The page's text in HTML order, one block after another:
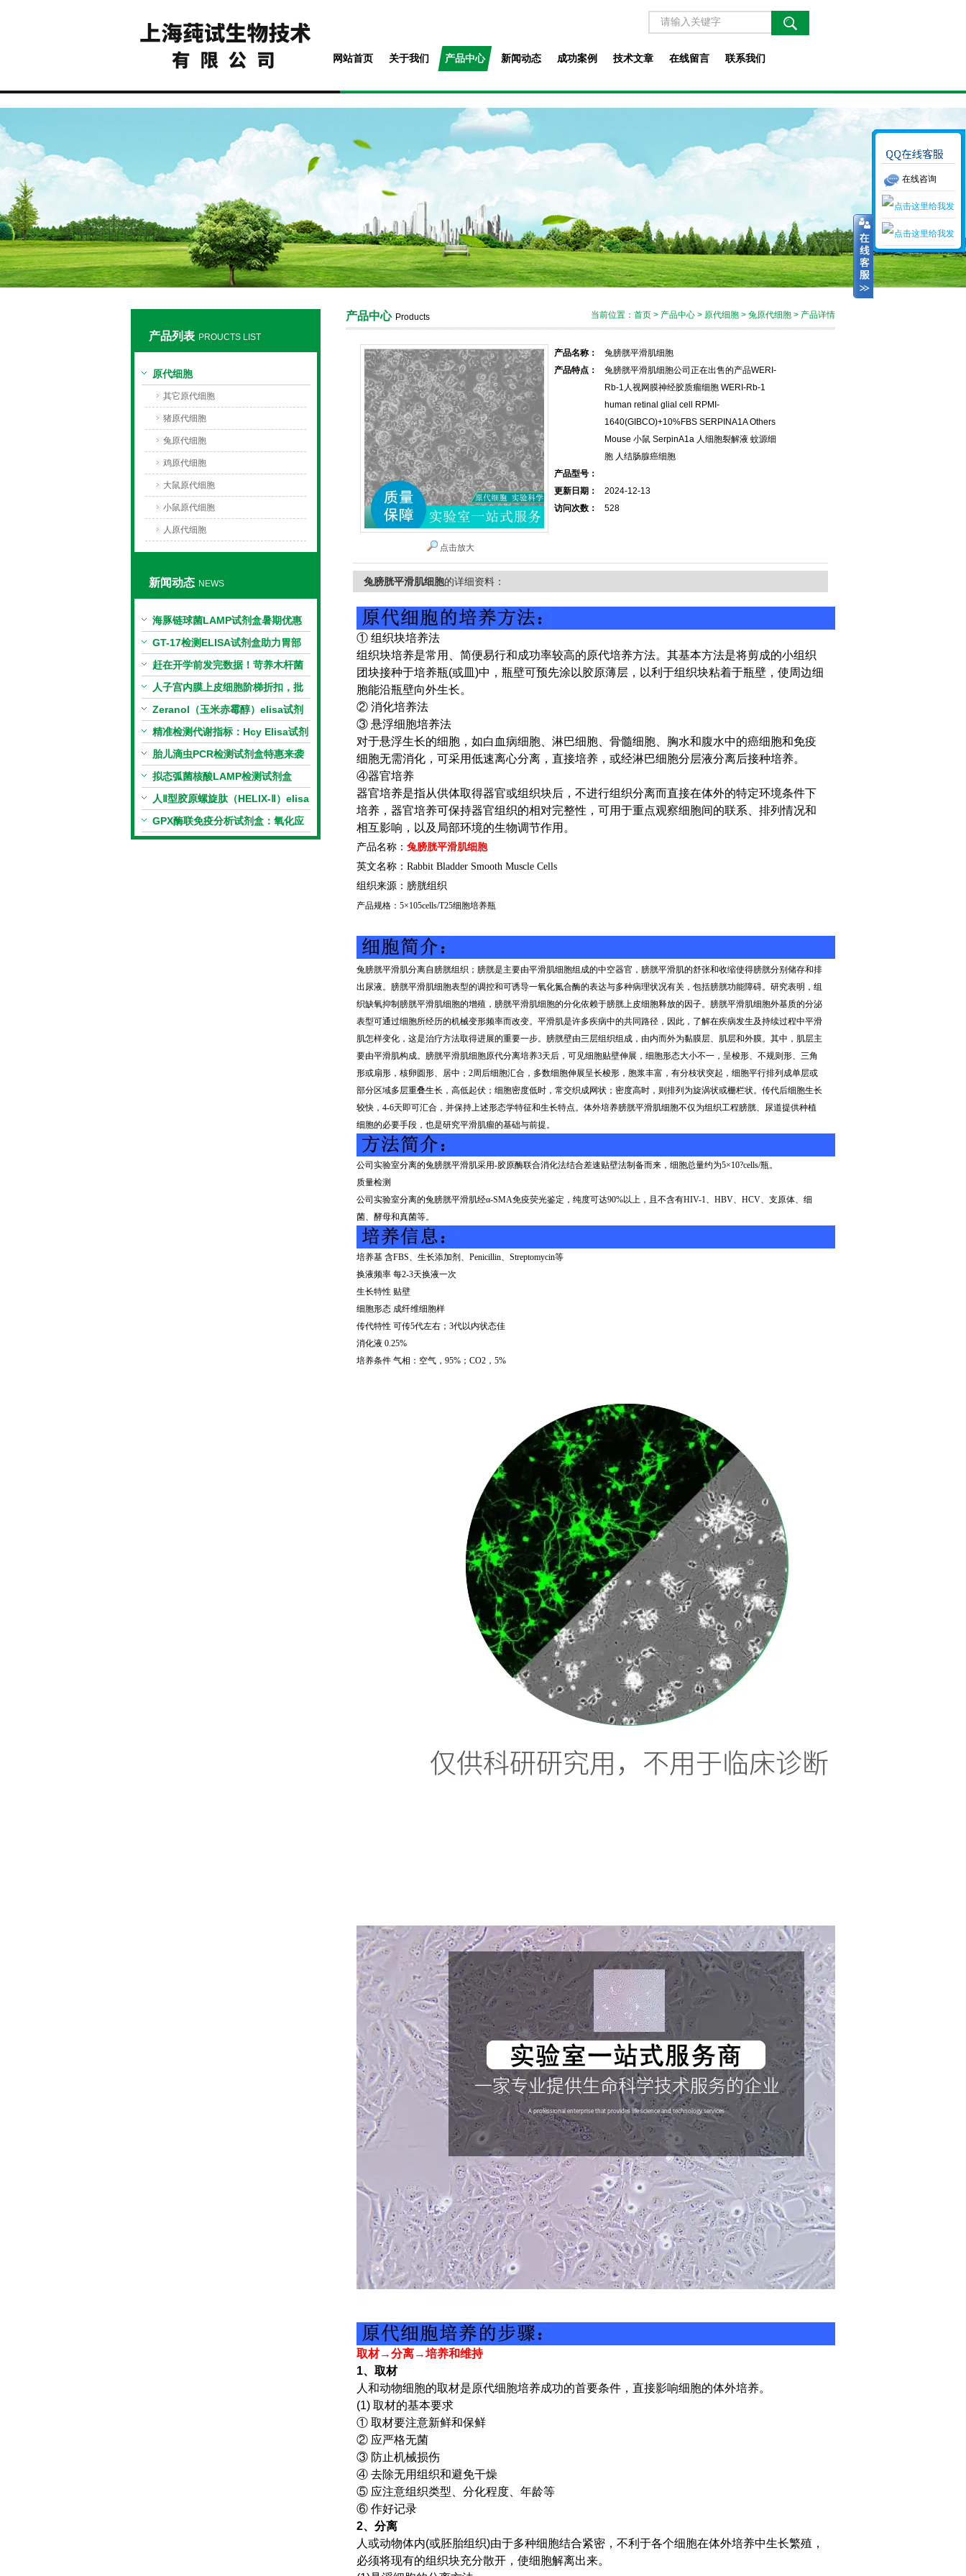
网站首页 关于我们 产品中心 新闻动态 成功案例 技术文章 在线留言 联系我们
产品列表 PROUCTS LIST
原代细胞
其它原代细胞
猪原代细胞
兔原代细胞
鸡原代细胞
大鼠原代细胞
小鼠原代细胞
人原代细胞
新闻动态 NEWS
海豚链球菌LAMP试剂盒暑期优惠
GT-17检测ELISA试剂盒助力胃部
相关指标样本定量研究
赶在开学前发完数据！苛养木杆菌
PCR检测试剂盒暑假优惠开启
人子宫内膜上皮细胞阶梯折扣，批
量更划算
Zeranol（玉米赤霉醇）elisa试剂
盒特惠
精准检测代谢指标：Hcy Elisa试剂
盒的科研应用与技术特点
胎儿滴虫PCR检测试剂盒特惠来袭
拟态弧菌核酸LAMP检测试剂盒
（恒温荧光法）新品上市优惠活动
人Ⅱ型胶原螺旋肽（HELIX-Ⅱ）elisa
试剂盒科研优惠活动开启
GPX酶联免疫分析试剂盒：氧化应
激研究精准检测工具
产品中心 Products 当前位置： 首页 > 产品中心 > 原代细胞 > 兔原代细胞 > 产品详情
点击放大
产品名称：
兔膀胱平滑肌细胞
产品特点：
兔膀胱平滑肌细胞公司正在出售的产品WERI-
Rb-1人视网膜神经胶质瘤细胞 WERI-Rb-1
human retinal glial cell RPMI-
1640(GIBCO)+10%FBS SERPINA1A Others
Mouse 小鼠 SerpinA1a 人细胞裂解液 蚊源细
胞 人结肠腺癌细胞
产品型号：
更新日期：
2024-12-13
访问次数：
528
兔膀胱平滑肌细胞的详细资料：
① 组织块培养法
组织块培养是常用、简便易行和成功率较高的原代培养方法。其基本方法是将剪成的小组织
团块接种于培养瓶(或皿)中，瓶壁可预先涂以胶原薄层，以利于组织块粘着于瓶壁，使周边细
胞能沿瓶壁向外生长。
② 消化培养法
③ 悬浮细胞培养法
对于悬浮生长的细胞，如白血病细胞、淋巴细胞、骨髓细胞、胸水和腹水中的癌细胞和免疫
细胞无需消化，可采用低速离心分离，直接培养，或经淋巴细胞分层液分离后接种培养。
④器官培养
器官培养是指从供体取得器官或组织块后，不进行组织分离而直接在体外的特定环境条件下
培养，器官培养可保持器官组织的相对完整性，可用于重点观察细胞间的联系、排列情况和
相互影响，以及局部环境的生物调节作用。
产品名称： 兔膀胱平滑肌细胞
英文名称： Rabbit Bladder Smooth Muscle Cells
组织来源： 膀胱组织
产品规格： 5×105cells/T25细胞培养瓶
兔膀胱平滑肌分离自膀胱组织；膀胱是主要由平滑肌细胞组成的中空器官，膀胱平滑肌的舒张和收缩使得膀胱分别储存和排
出尿液。膀胱平滑肌细胞表型的调控和可诱导一氧化氮合酶的表达与多种病理状况有关，包括膀胱功能障碍。研究表明，组
织缺氧抑制膀胱平滑肌细胞的增殖，膀胱平滑肌细胞的分化依赖于膀胱上皮细胞释放的因子。膀胱平滑肌细胞外基质的分泌
表型可通过细胞所经历的机械变形频率而改变。平滑肌是许多疾病中的共同路径，因此，了解在疾病发生及持续过程中平滑
肌怎样变化，这是治疗方法取得进展的重要一步。膀胱壁由三层组织组成，由内而外为黏膜层、肌层和外膜。其中，肌层主
要由平滑肌构成。膀胱平滑肌细胞原代分离培养3天后，可见细胞贴壁伸展，细胞形态大小不一，呈梭形、不规则形、三角
形或扇形，核卵圆形、居中； 2周后细胞汇合，多数细胞伸展呈长梭形，胞浆丰富，有分枝状突起，细胞平行排列成单层或
部分区域多层重叠生长，高低起伏；细胞密度低时，常交织成网状；密度高时，则排列为旋涡状或栅栏状。传代后细胞生长
较快， 4-6天即可汇合，并保持上述形态学特征和生长特点。体外培养膀胱平滑肌细胞不仅为组织工程膀胱、尿道提供种植
细胞的必要手段，也是研究平滑肌瘤的基础与前提。
公司实验室分离的兔膀胱平滑肌采用-胶原酶联合消化法结合差速贴壁法制备而来，细胞总量约为5×10?cells/瓶。
质量检测
公司实验室分离的兔膀胱平滑肌经α-SMA免疫荧光鉴定，纯度可达90%以上，且不含有HIV-1、 HBV、 HCV、支原体、细
菌、酵母和真菌等。
培养基 含FBS、生长添加剂、 Penicillin、 Streptomycin等
换液频率 每2-3天换液一次
生长特性 贴壁
细胞形态 成纤维细胞样
传代特性 可传5代左右； 3代以内状态佳
消化液 0.25%
培养条件 气相：空气， 95% ； CO2 ， 5%
取材→分离→培养和维持
1、取材
人和动物细胞的取材是原代细胞培养成功的首要条件，直接影响细胞的体外培养。
(1) 取材的基本要求
① 取材要注意新鲜和保鲜
② 应严格无菌
③ 防止机械损伤
④ 去除无用组织和避免干燥
⑤ 应注意组织类型、分化程度、年龄等
⑥ 作好记录
2、分离
人或动物体内(或胚胎组织)由于多种细胞结合紧密，不利于各个细胞在体外培养中生长繁殖，
必须将现有的组织块充分散开，使细胞解离出来。
在线咨询